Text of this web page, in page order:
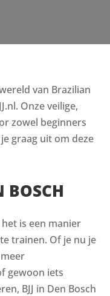
van Brazilian
Onze veilige,
zowel beginners
graag uit om deze
BOSCH
het is een manier
trainen. Of je nu je
gewoon iets
BJJ in Den Bosch